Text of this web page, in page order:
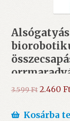
– ÚJ
3.599Ft
was:
2.460
Kosárba